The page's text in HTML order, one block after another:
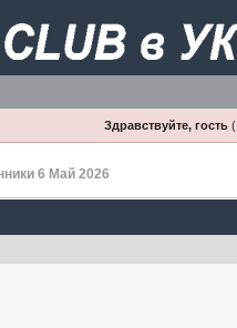
Здравствуйте, гость(
6 Май 2026